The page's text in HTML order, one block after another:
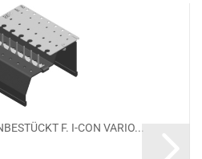
F. I-CON VARIO...